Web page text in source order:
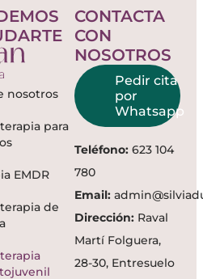
nosotros
para
EMDR
de
CONTACTA
CON
NOSOTROS
Pedir cita
por
Whatsapp
Teléfono: 623 104
780
Email:
Dirección: Raval
Martí Folguera,
28-30, Entresuelo